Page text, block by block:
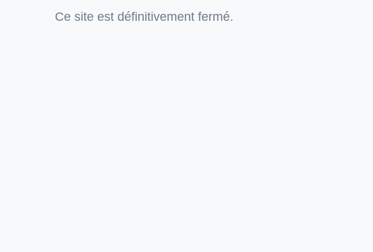
Ce site est définitivement fermé.